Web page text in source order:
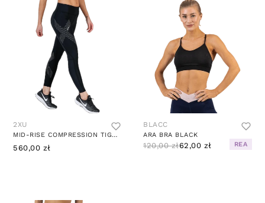
2XU
MID-RISE COMPRESSION TIGHTS BLACK/GREY
560,00 zł
BLACC
ARA BRA BLACK
120,00 zł62,00 zł REA